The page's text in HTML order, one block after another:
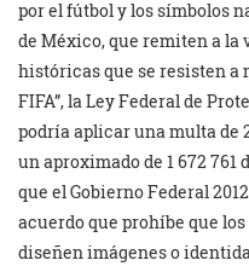
por el fútbol y los símbolos
de México, que remiten a
históricas que se resisten
FIFA”, la Ley Federal de
podría aplicar una multa de
un aproximado de 1 672
que el Gobierno Federal
acuerdo que prohíbe que
diseñen imágenes o